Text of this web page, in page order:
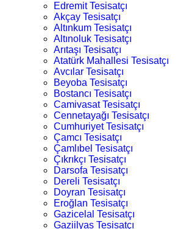
Edremit Tesisatçı
Akçay Tesisatçı
Altınkum Tesisatçı
Altınoluk Tesisatçı
Arıtaşı Tesisatçı
Atatürk Mahallesi Tesisatçı
Avcılar Tesisatçı
Beyoba Tesisatçı
Bostancı Tesisatçı
Camivasat Tesisatçı
Cennetayağı Tesisatçı
Cumhuriyet Tesisatçı
Çamcı Tesisatçı
Çamlıbel Tesisatçı
Çıkrıkçı Tesisatçı
Darsofa Tesisatçı
Dereli Tesisatçı
Doyran Tesisatçı
Eroğlan Tesisatçı
Gazicelal Tesisatçı
Gaziilyas Tesisatçı